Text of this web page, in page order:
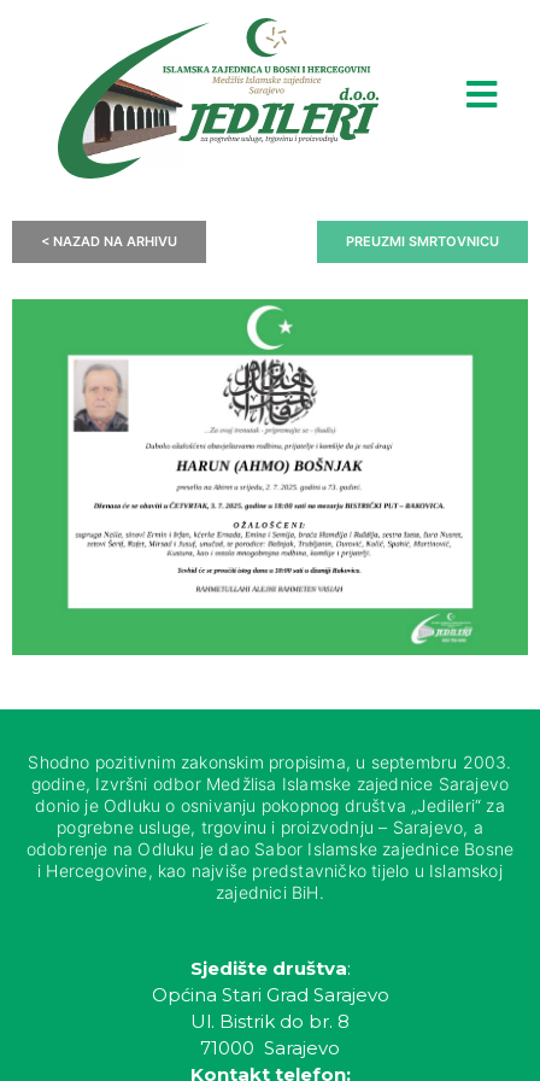
< NAZAD NA ARHIVU PREUZMI SMRTOVNICU
Shodno pozitivnim zakonskim propisima, u septembru 2003.
godine, Izvršni odbor Medžlisa Islamske zajednice Sarajevo
donio je Odluku o osnivanju pokopnog društva „Jedileri“ za
pogrebne usluge, trgovinu i proizvodnju – Sarajevo, a
odobrenje na Odluku je dao Sabor Islamske zajednice Bosne
i Hercegovine, kao najviše predstavničko tijelo u Islamskoj
zajednici BiH.
Sjedište društva:
Općina Stari Grad Sarajevo
Ul. Bistrik do br. 8
71000 Sarajevo
Kontakt telefon: